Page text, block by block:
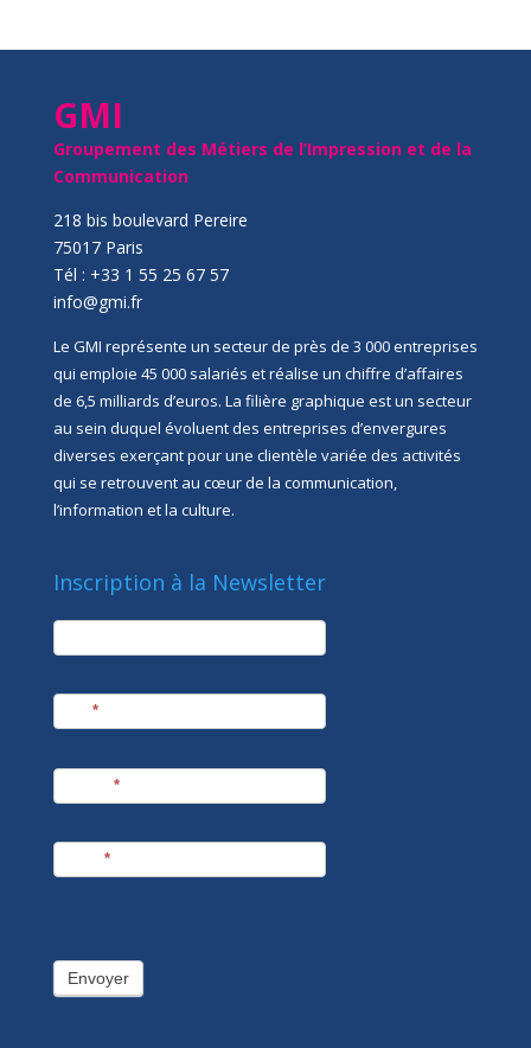
GMI
Groupement des Métiers de l’Impression et de la
Communication
218 bis boulevard Pereire
75017 Paris
Tél : +33 1 55 25 67 57
info@gmi.fr
Le GMI représente un secteur de près de 3 000 entreprises
qui emploie 45 000 salariés et réalise un chiffre d’affaires
de 6,5 milliards d’euros. La filière graphique est un secteur
au sein duquel évoluent des entreprises d’envergures
diverses exerçant pour une clientèle variée des activités
qui se retrouvent au cœur de la communication,
l’information et la culture.
Inscription à la Newsletter
newsletter
*
*
*
Envoyer